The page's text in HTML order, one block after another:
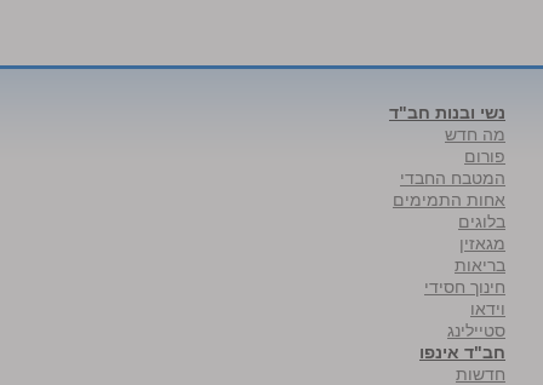
נשי ובנות חב"ד
מה חדש
פורום
המטבח החבדי
אחות התמימים
בלוגים
מגאזין
בריאות
חינוך חסידי
וידאו
סטיילינג
חב"ד אינפו
חדשות